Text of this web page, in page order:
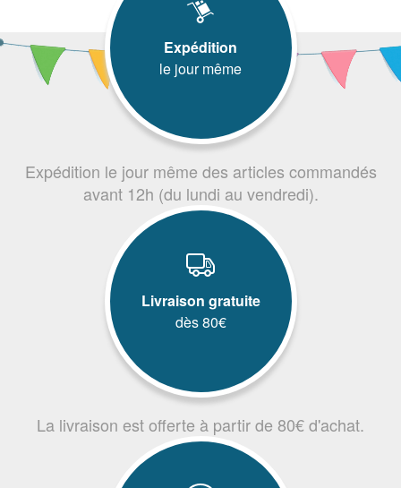
Expédition
le jour même
Expédition le jour même des articles commandés
avant 12h (du lundi au vendredi).
Livraison gratuite
dès 80€
La livraison est offerte à partir de 80€ d'achat.